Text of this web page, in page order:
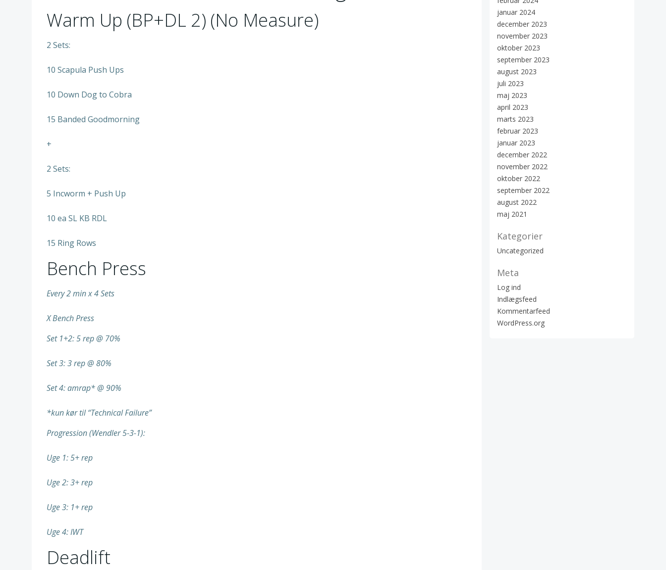
Warm Up (BP+DL 2) (No Measure)
2 Sets:
10 Scapula Push Ups
10 Down Dog to Cobra
15 Banded Goodmorning
+
2 Sets:
5 Incworm + Push Up
10 ea SL KB RDL
15 Ring Rows
Bench Press
Every 2 min x 4 Sets
X Bench Press
Set 1+2: 5 rep @ 70%
Set 3: 3 rep @ 80%
Set 4: amrap* @ 90%
*kun kør til “Technical Failure”
Progression (Wendler 5-3-1):
Uge 1: 5+ rep
Uge 2: 3+ rep
Uge 3: 1+ rep
Uge 4: IWT
Deadlift
januar 2024
december 2023
november 2023
oktober 2023
september 2023
august 2023
juli 2023
maj 2023
april 2023
marts 2023
februar 2023
januar 2023
december 2022
november 2022
oktober 2022
september 2022
august 2022
maj 2021
Kategorier
Uncategorized
Meta
Log ind
Indlægsfeed
Kommentarfeed
WordPress.org